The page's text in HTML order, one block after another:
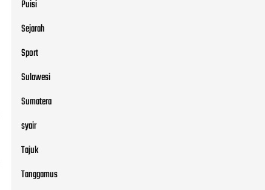
Puisi
Sejarah
Sport
Sulawesi
Sumatera
syair
Tajuk
Tanggamus